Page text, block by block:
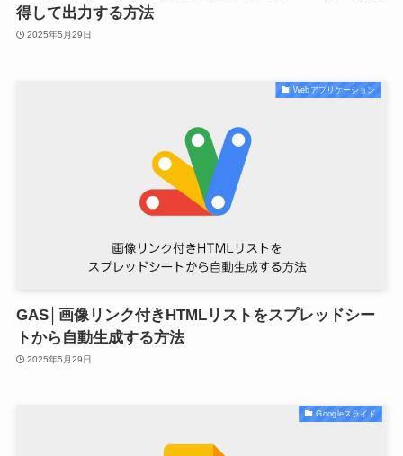
得して出力する方法
2025年5月29日
Webアプリケーション
GAS│画像リンク付きHTMLリストをスプレッドシー
トから自動生成する方法
2025年5月29日
Googleスライド